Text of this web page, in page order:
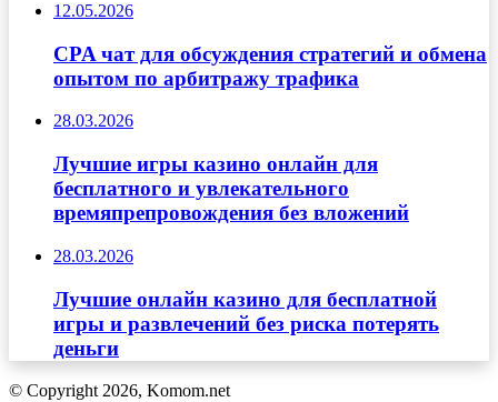
12.05.2026
CPA чат для обсуждения стратегий и обмена
опытом по арбитражу трафика
28.03.2026
Лучшие игры казино онлайн для
бесплатного и увлекательного
времяпрепровождения без вложений
28.03.2026
Лучшие онлайн казино для бесплатной
игры и развлечений без риска потерять
деньги
© Copyright 2026, Komom.net